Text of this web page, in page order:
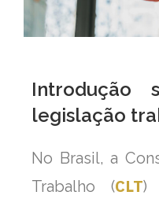
legislação
No Brasil, a
Trabalho (CLT)